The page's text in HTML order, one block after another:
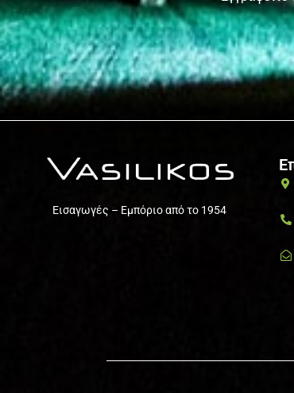
Εισαγωγές – Εμπόριο από το 1954